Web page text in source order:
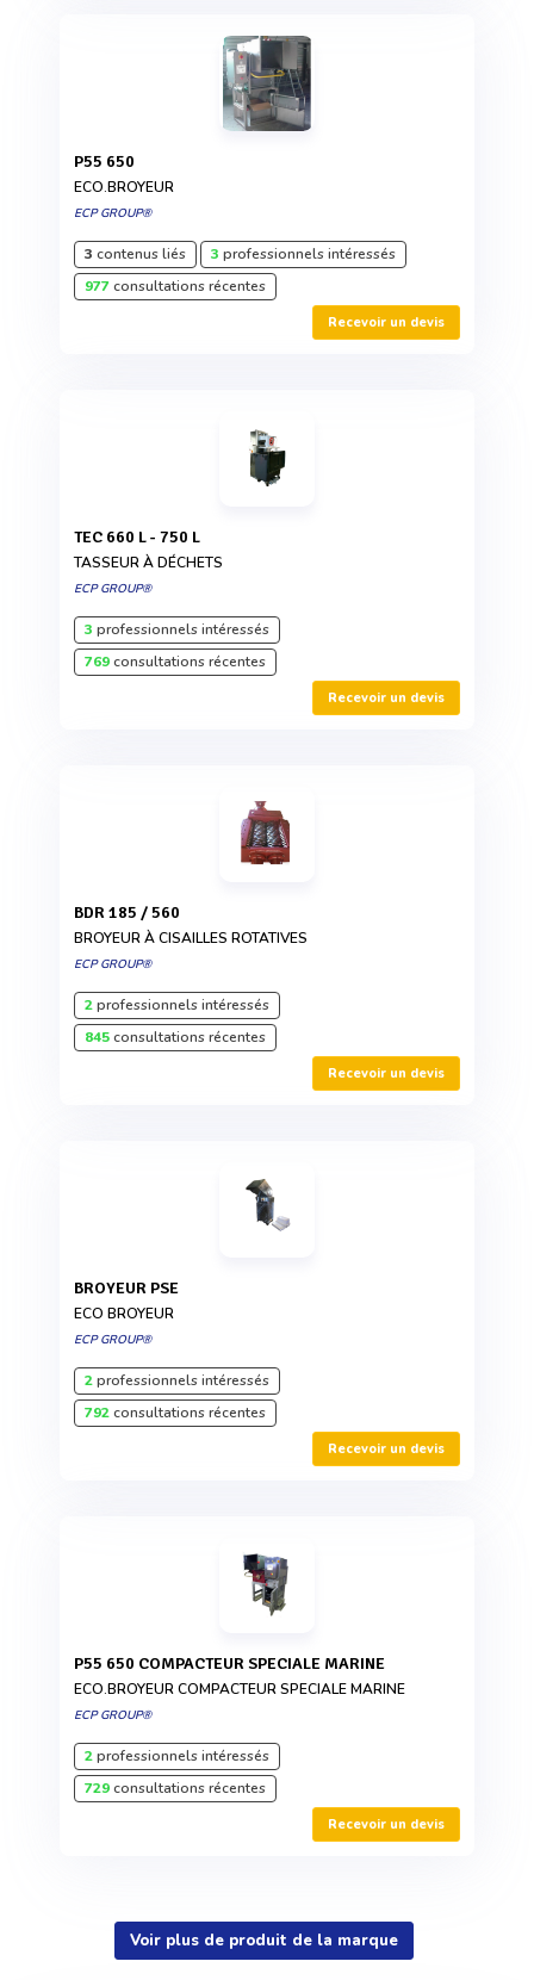
P55 650
ECO.BROYEUR
ECP GROUP®
3 contenus liés 3 professionnels intéressés
977consultations récentes
Recevoir un devis
TEC 660 L - 750 L
TASSEUR À DÉCHETS
ECP GROUP®
3 professionnels intéressés
769consultations récentes
Recevoir un devis
BDR 185 / 560
BROYEUR À CISAILLES ROTATIVES
ECP GROUP®
2professionnels intéressés
845consultations récentes
Recevoir un devis
BROYEUR PSE
ECO BROYEUR
ECP GROUP®
2professionnels intéressés
792consultations récentes
Recevoir un devis
P55 650 COMPACTEUR SPECIALE MARINE
ECO.BROYEUR COMPACTEUR SPECIALE MARINE
ECP GROUP®
2professionnels intéressés
729consultations récentes
Recevoir un devis
Voir plus de produit de la marque